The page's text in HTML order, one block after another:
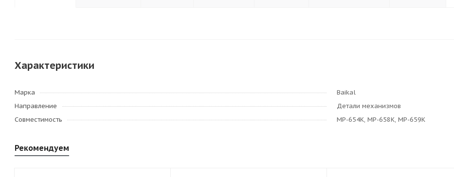
Характеристики
Марка
Baikal
Направление
Детали механизмов
Совместимость
МР-654К, МР-658К, МР-659К
Рекомендуем